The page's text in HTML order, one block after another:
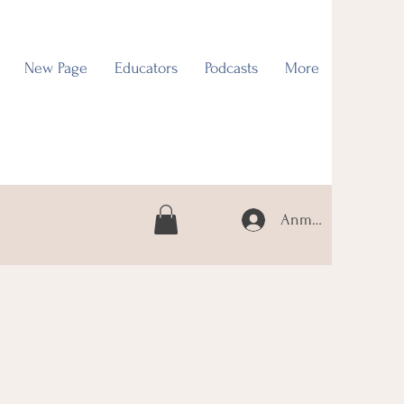
New Page Educators Podcasts More
Anmelden